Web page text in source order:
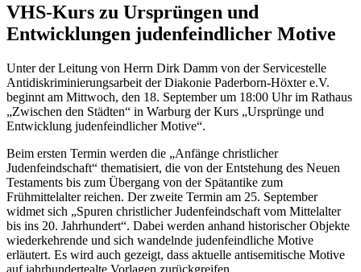
VHS-Kurs zu Ursprüngen und
Entwicklungen judenfeindlicher Motive
Unter der Leitung von Herrn Dirk Damm von der Servicestelle
Antidiskriminierungsarbeit der Diakonie Paderborn-Höxter e.V.
beginnt am Mittwoch, den 18. September um 18:00 Uhr im Rathaus
„Zwischen den Städten“ in Warburg der Kurs „Ursprünge und
Entwicklung judenfeindlicher Motive“.
Beim ersten Termin werden die „Anfänge christlicher
Judenfeindschaft“ thematisiert, die von der Entstehung des Neuen
Testaments bis zum Übergang von der Spätantike zum
Frühmittelalter reichen. Der zweite Termin am 25. September
widmet sich „Spuren christlicher Judenfeindschaft vom Mittelalter
bis ins 20. Jahrhundert“. Dabei werden anhand historischer Objekte
wiederkehrende und sich wandelnde judenfeindliche Motive
erläutert. Es wird auch gezeigt, dass aktuelle antisemitische Motive
auf jahrhundertealte Vorlagen zurückgreifen.